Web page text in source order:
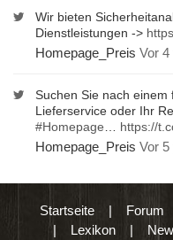
Wir bieten
Dienstleistungen ->
Homepage_Preis Vor
Suchen Sie nach
Lieferservice oder Ihr
#Homepage
https://
Homepage_Preis Vor
Startseite| Forum
| Lexikon |